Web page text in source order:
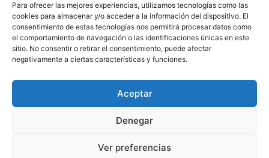
Para ofrecer las mejores experiencias, utilizamos tecnologías como las
cookies para almacenar y/o acceder a la información del dispositivo. El
consentimiento de estas tecnologías nos permitirá procesar datos como
el comportamiento de navegación o las identificaciones únicas en este
sitio. No consentir o retirar el consentimiento, puede afectar
negativamente a ciertas características y funciones.
Aceptar
Denegar
Ver preferencias
frigorífico o un tupper que cierre bien, aguanta
varios meses
Fuente: Recetas para tu Thermomix (más de 300)
ANTERIOR SIGUIENTE